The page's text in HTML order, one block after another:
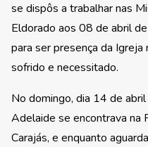
se dispôs a trabalhar nas
Eldorado aos 08 de abril
para ser presença da
sofrido e necessitado.
No domingo, dia 14 de
Adelaide se encontrava na
Carajás, e enquanto